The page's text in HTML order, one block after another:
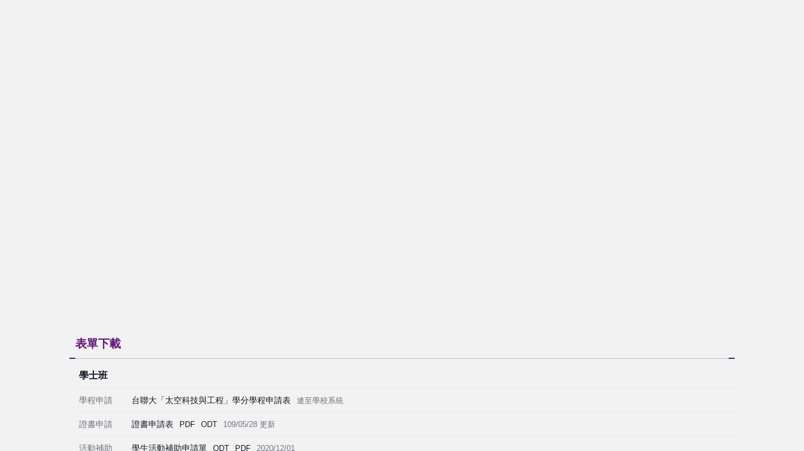
表單下載
學士班
學程申請 台聯大「太空科技與工程」學分學程申請表 連至學校系統
證書申請 證書申請表 PDF ODT 109/05/28 更新
活動補助 學生活動補助申請單 ODT PDF 2020/12/01